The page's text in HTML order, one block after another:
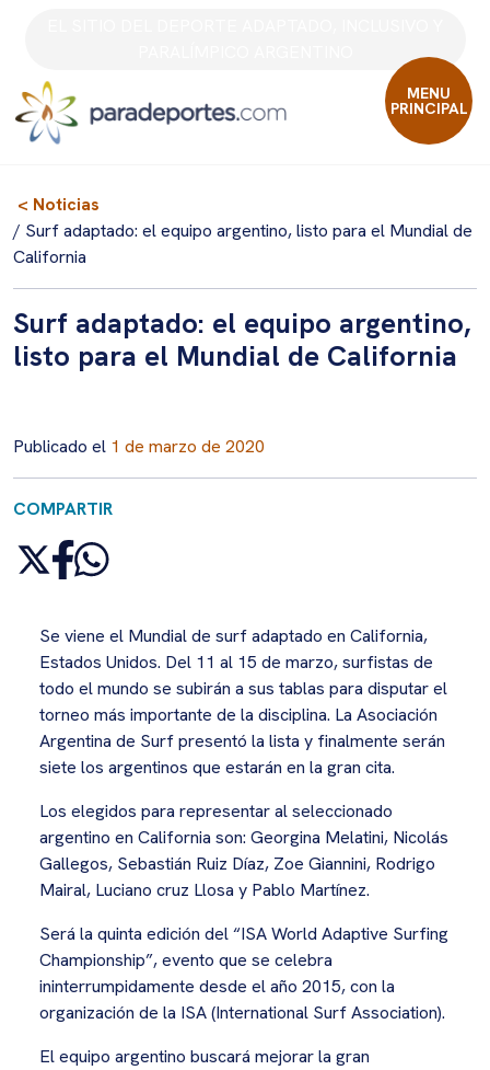
MENU
PRINCIPAL
< Noticias
/ Surf adaptado: el equipo argentino, listo para el Mundial de
California
Surf adaptado: el equipo argentino,
listo para el Mundial de California
Publicado el 1 de marzo de 2020
COMPARTIR
Se viene el Mundial de surf adaptado en California,
Estados Unidos. Del 11 al 15 de marzo, surfistas de
todo el mundo se subirán a sus tablas para disputar el
torneo más importante de la disciplina. La Asociación
Argentina de Surf presentó la lista y finalmente serán
siete los argentinos que estarán en la gran cita.
Los elegidos para representar al seleccionado
argentino en California son: Georgina Melatini, Nicolás
Gallegos, Sebastián Ruiz Díaz, Zoe Giannini, Rodrigo
Mairal, Luciano cruz Llosa y Pablo Martínez.
Será la quinta edición del “ISA World Adaptive Surfing
Championship”, evento que se celebra
ininterrumpidamente desde el año 2015, con la
organización de la ISA (International Surf Association).
El equipo argentino buscará mejorar la gran